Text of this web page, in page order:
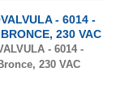
- 6014 -
230 VAC
- 6014 -
230 VAC